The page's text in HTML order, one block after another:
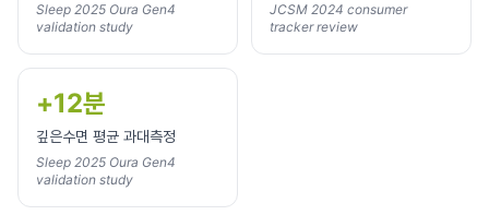
Sleep 2025 Oura Gen4
validation study
JCSM 2024 consumer
tracker review
+12분
깊은수면 평균 과대측정
Sleep 2025 Oura Gen4
validation study